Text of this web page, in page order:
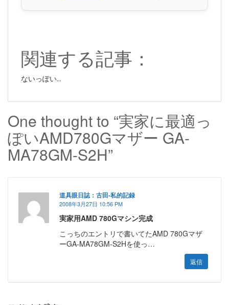
関連する記事：
ないっぽい...
One thought to “実家に最適っ
ぽいAMD780Gマザー GA-
MA78GM-S2H”
道具眼日誌：古田-私的記録
2008年3月27日 10:56 PM
実家用AMD 780Gマシン完成
こっちのエントリで書いてたAMD 780Gマザ
ーGA-MA78GM-S2Hを使っ…
返信